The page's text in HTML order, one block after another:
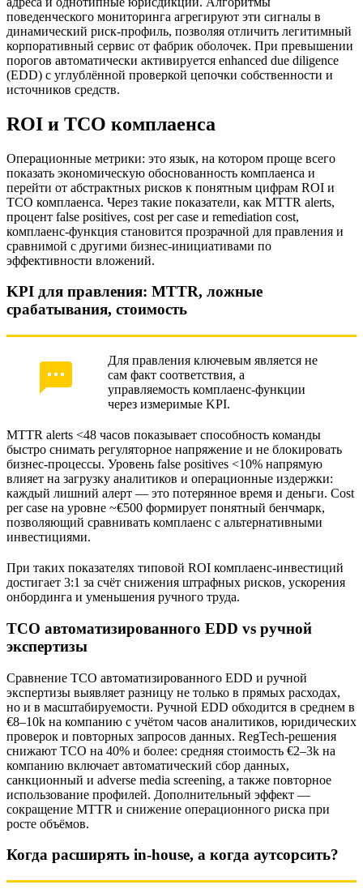
поведенческого мониторинга агрегируют эти сигналы в
динамический риск-профиль, позволяя отличить легитимный
корпоративный сервис от фабрик оболочек. При превышении
порогов автоматически активируется enhanced due diligence
(EDD) с углублённой проверкой цепочки собственности и
источников средств.
ROI и TCO комплаенса
Операционные метрики: это язык, на котором проще всего
показать экономическую обоснованность комплаенса и
перейти от абстрактных рисков к понятным цифрам ROI и
TCO комплаенса. Через такие показатели, как MTTR alerts,
процент false positives, cost per case и remediation cost,
комплаенс-функция становится прозрачной для правления и
сравнимой с другими бизнес-инициативами по
эффективности вложений.
KPI для правления: MTTR, ложные
срабатывания, стоимость
Для правления ключевым является не
сам факт соответствия, а
управляемость комплаенс-функции
через измеримые KPI.
MTTR alerts <48 часов показывает способность команды
быстро снимать регуляторное напряжение и не блокировать
бизнес-процессы. Уровень false positives <10% напрямую
влияет на загрузку аналитиков и операционные издержки:
каждый лишний алерт — это потерянное время и деньги. Cost
per case на уровне ~€500 формирует понятный бенчмарк,
позволяющий сравнивать комплаенс с альтернативными
инвестициями.
При таких показателях типовой ROI комплаенс-инвестиций
достигает 3:1 за счёт снижения штрафных рисков, ускорения
онбординга и уменьшения ручного труда.
TCO автоматизированного EDD vs ручной
экспертизы
Сравнение TCO автоматизированного EDD и ручной
экспертизы выявляет разницу не только в прямых расходах,
но и в масштабируемости. Ручной EDD обходится в среднем в
€8–10k на компанию с учётом часов аналитиков, юридических
проверок и повторных запросов данных. RegTech-решения
снижают TCO на 40% и более: средняя стоимость €2–3k на
компанию включает автоматический сбор данных,
санкционный и adverse media screening, а также повторное
использование профилей. Дополнительный эффект —
сокращение MTTR и снижение операционного риска при
росте объёмов.
Когда расширять in-house, а когда аутсорсить?